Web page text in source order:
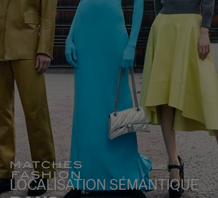
LOCALISATION SÉMANTIQUE